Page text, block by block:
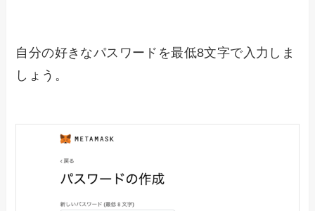
自分の好きなパスワードを最低8文字で入力しま
しょう。